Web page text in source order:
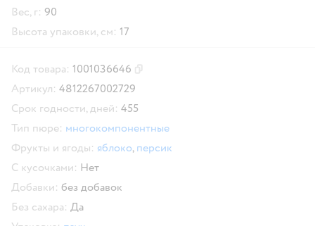
Вес, г: 90
Высота упаковки, см: 17
Код товара: 1001036646
Артикул: 4812267002729
Срок годности, дней: 455
Тип пюре: многокомпонентные
Фрукты и ягоды: яблоко, персик
С кусочками: Нет
Добавки: без добавок
Без сахара: Да